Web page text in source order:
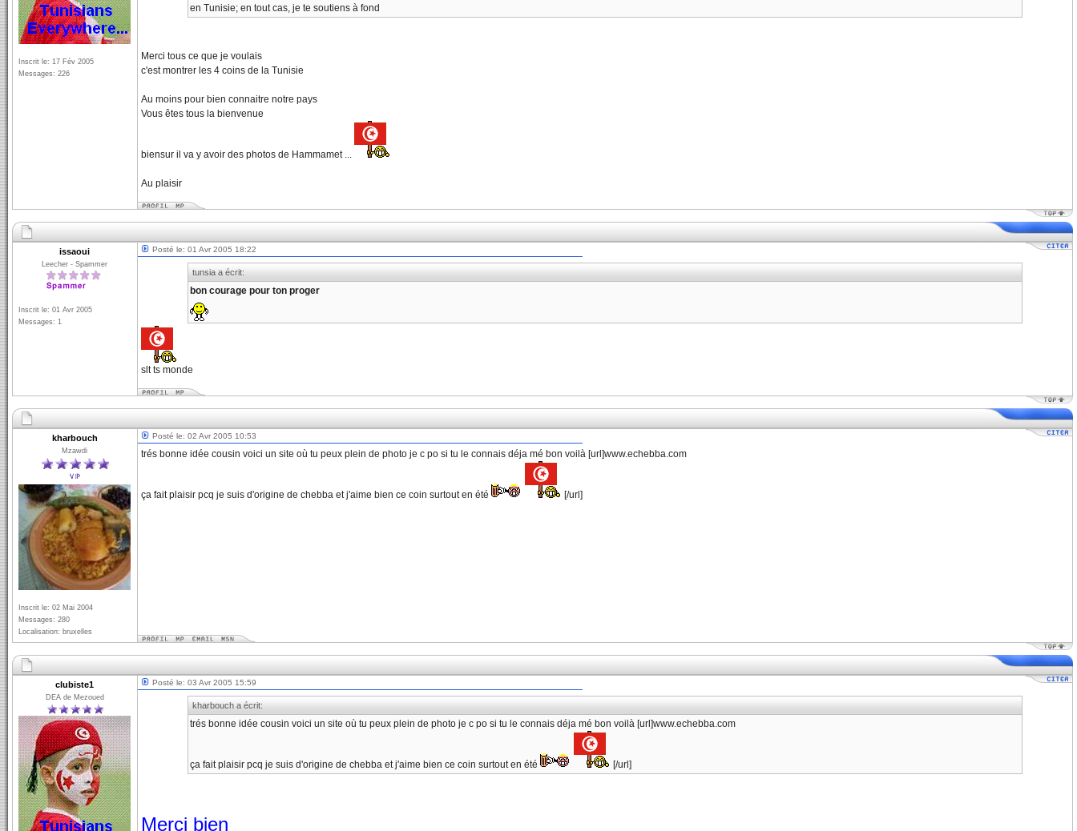
Inscrit le: 17 Fév 2005
Messages: 226
en Tunisie; en tout cas, je te soutiens à fond
Merci tous ce que je voulais
c'est montrer les 4 coins de la Tunisie
Au moins pour bien connaitre notre pays
Vous êtes tous la bienvenue
biensur il va y avoir des photos de Hammamet ...
Au plaisir
issaoui
Leecher - Spammer
Inscrit le: 01 Avr 2005
Messages: 1
Posté le: 01 Avr 2005 18:22
tunsia a écrit:
bon courage pour ton proger
slt ts monde
kharbouch
Mzawdi
Inscrit le: 02 Mai 2004
Messages: 280
Localisation: bruxelles
Posté le: 02 Avr 2005 10:53
trés bonne idée cousin voici un site où tu peux plein de photo je c po si tu le connais déja mé bon voilà [url]www.echebba.com
ça fait plaisir pcq je suis d'origine de chebba et j'aime bien ce coin surtout en été [/url]
clubiste1
DEA de Mezoued
Posté le: 03 Avr 2005 15:59
kharbouch a écrit:
trés bonne idée cousin voici un site où tu peux plein de photo je c po si tu le connais déja mé bon voilà [url]www.echebba.com
ça fait plaisir pcq je suis d'origine de chebba et j'aime bien ce coin surtout en été [/url]
Merci bien